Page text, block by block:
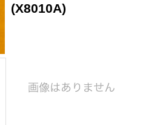
(X8010A)